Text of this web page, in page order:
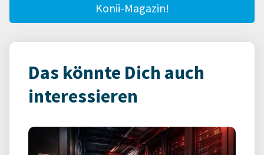
Konii-Magazin!
Das könnte Dich auch
interessieren